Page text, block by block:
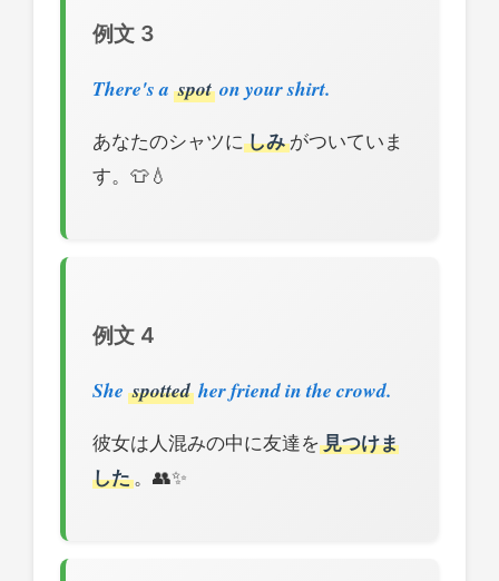
例文 3
There's a spot on your shirt.
あなたのシャツに しみがついていま
す。👕💧
例文 4
She spotted her friend in the crowd.
彼女は人混みの中に友達を 見つけま
した 。👥✨